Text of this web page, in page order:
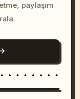
paylaşım